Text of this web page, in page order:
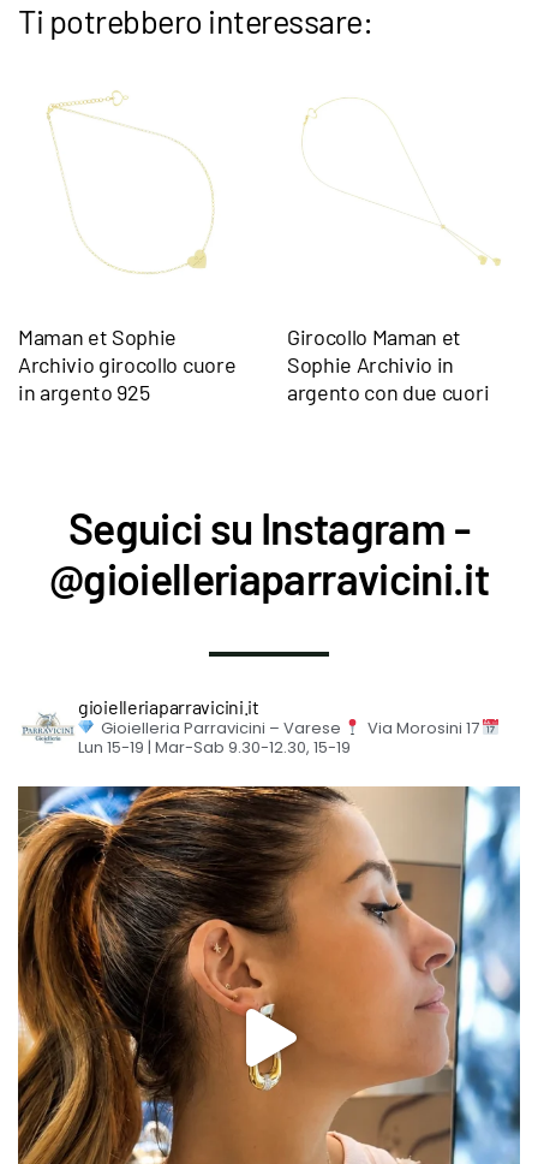
Ti potrebbero interessare:
Maman et Sophie
Archivio girocollo cuore
in argento 925
Girocollo Maman et
Sophie Archivio in
argento con due cuori
Seguici su Instagram -
@gioielleriaparravicini.it
gioielleriaparravicini.it
Gioielleria Parravicini – Varese
Via Morosini 17
Lun 15-19 | Mar-Sab 9.30-12.30, 15-19